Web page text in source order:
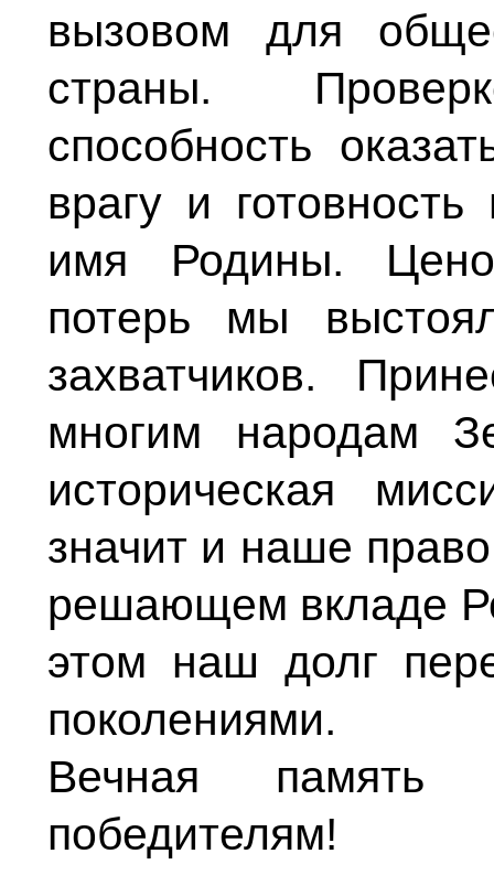
вызовом для
страны.
способность
врагу и
имя Родины.
потерь мы
захватчиков.
многим народам
историческая
значит и наше
решающем вкладе
этом наш долг
поколениями.
Вечная память
победителям!